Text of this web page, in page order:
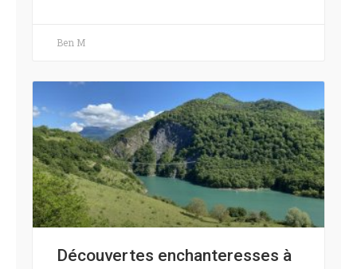
Ben M
Découvertes enchanteresses à